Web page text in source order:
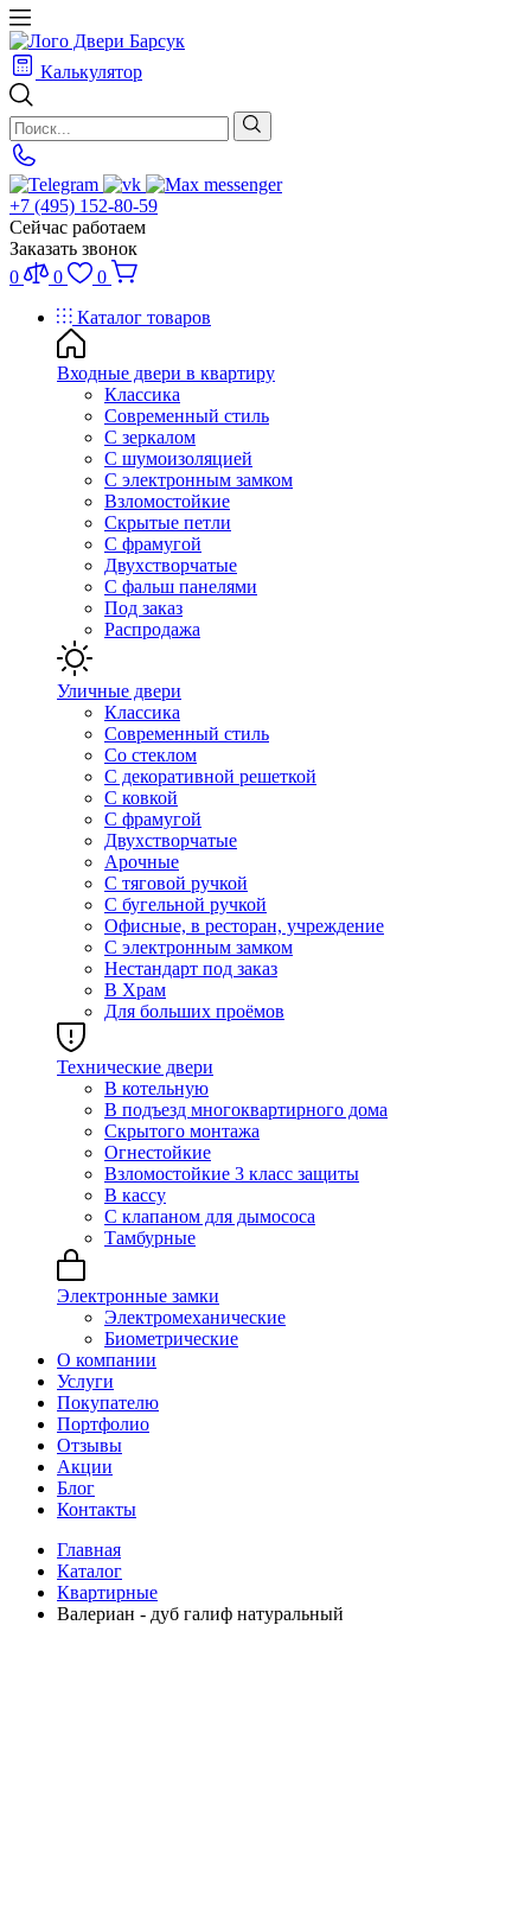
Калькулятор
+7 (495) 152-80-59
Сейчас работаем
Заказать звонок
0
0
0
Каталог товаров
Входные двери в квартиру
Классика
Современный стиль
С зеркалом
С шумоизоляцией
С электронным замком
Взломостойкие
Скрытые петли
С фрамугой
Двухстворчатые
С фальш панелями
Под заказ
Распродажа
Уличные двери
Классика
Современный стиль
Со стеклом
С декоративной решеткой
С ковкой
С фрамугой
Двухстворчатые
Арочные
С тяговой ручкой
С бугельной ручкой
Офисные, в ресторан, учреждение
С электронным замком
Нестандарт под заказ
В Храм
Для больших проёмов
Технические двери
В котельную
В подъезд многоквартирного дома
Скрытого монтажа
Огнестойкие
Взломостойкие 3 класс защиты
В кассу
С клапаном для дымососа
Тамбурные
Электронные замки
Электромеханические
Биометрические
О компании
Услуги
Покупателю
Портфолио
Отзывы
Акции
Блог
Контакты
Главная
Каталог
Квартирные
Валериан - дуб галиф натуральный